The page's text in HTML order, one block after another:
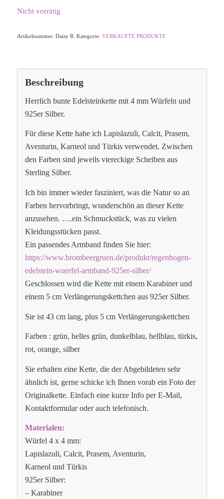
Nicht vorrätig
Artikelnummer: Daisy R. Kategorie: VERKAUFTE PRODUKTE
Beschreibung
Herrlich bunte Edelsteinkette mit 4 mm Würfeln und
925er Silber.
Für diese Kette habe ich Lapislazuli, Calcit, Prasem,
Aventurin, Karneol und Türkis verwendet. Zwischen
den Farben sind jeweils viereckige Scheiben aus
Sterling Silber.
Ich bin immer wieder fasziniert, was die Natur so an
Farben hervorbringt, wunderschön an dieser Kette
anzusehen. ….ein Schmuckstück, was zu vielen
Kleidungsstücken passt.
Ein passendes Armband finden Sie hier:
https://www.brombeergruen.de/produkt/regenbogen-
edelstein-wuerfel-armband-925er-silber/
Geschlossen wird die Kette mit einem Karabiner und
einem 5 cm Verlängerungskettchen aus 925er Silber.
Sie ist 43 cm lang, plus 5 cm Verlängerungskettchen
Farben : grün, helles grün, dunkelblau, hellblau, türkis,
rot, orange, silber
Sie erhalten eine Kette, die der Abgebildeten sehr
ähnlich ist, gerne schicke ich Ihnen vorab ein Foto der
Originalkette. Einfach eine kurze Info per E-Mail,
Kontaktformular oder auch telefonisch.
Materialen:
Würfel 4 x 4 mm:
Lapislazuli, Calcit, Prasem, Aventurin,
Karneol und Türkis
925er Silber:
– Karabiner